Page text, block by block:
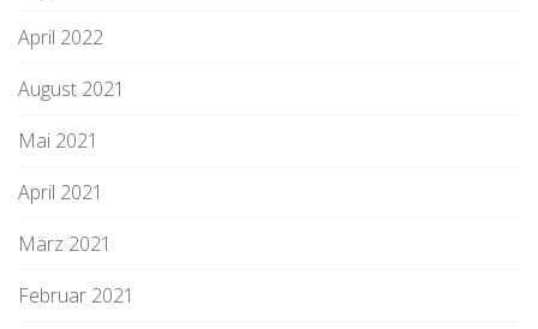
April 2022
August 2021
Mai 2021
April 2021
März 2021
Februar 2021